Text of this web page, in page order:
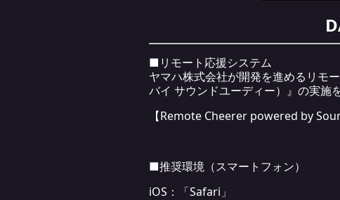
■リモート応援システム
ヤマハ株式会社が開発を進めるリモ
バイ サウンドユーディー）』の実施
【Remote Cheerer powered by
■推奨環境（スマートフォン）
iOS：「Safari」